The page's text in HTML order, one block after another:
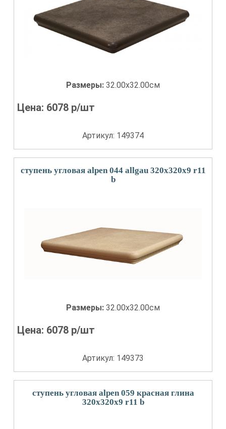
Размеры: 32.00x32.00см
Цена: 6078 р/шт
Артикул: 149374
ступень угловая alpen 044 allgau 320x320x9 r11
b
Размеры: 32.00x32.00см
Цена: 6078 р/шт
Артикул: 149373
ступень угловая alpen 059 красная глина
320x320x9 r11 b